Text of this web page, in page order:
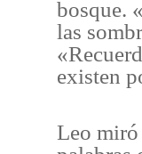
bosque.
las
existen
Leo miró